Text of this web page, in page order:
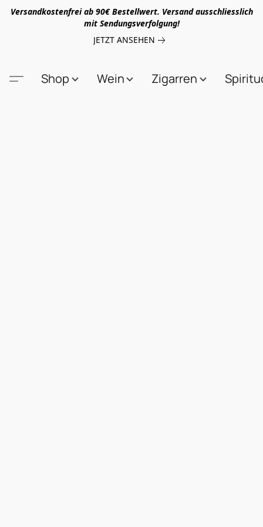
Versandkostenfrei ab 90€ Bestellwert. Versand ausschliesslich
mit Sendungsverfolgung!
JETZT ANSEHEN
Shop Wein Zigarren